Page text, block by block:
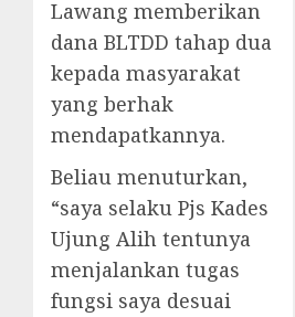
Lawang memberikan
dana BLTDD tahap dua
kepada masyarakat
yang berhak
mendapatkannya.
Beliau menuturkan,
“saya selaku Pjs Kades
Ujung Alih tentunya
menjalankan tugas
fungsi saya desuai